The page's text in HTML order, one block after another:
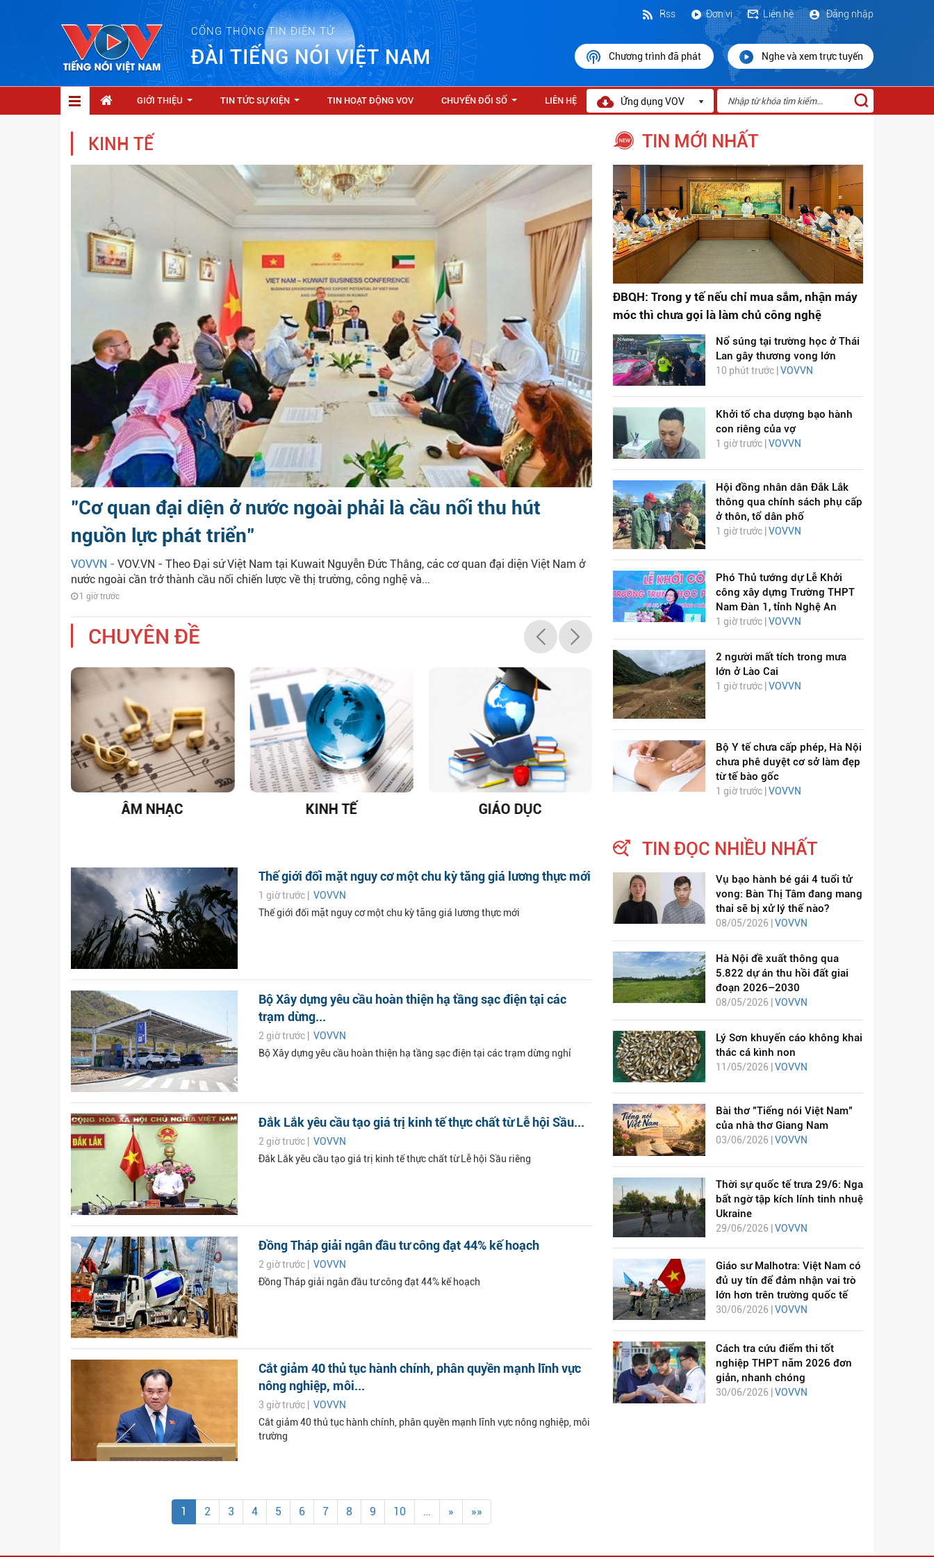
CỔNG THÔNG TIN ĐIỆN TỬ
ĐÀI TIẾNG NÓI VIỆT NAM
Đăng nhập
Liên hệ
Đơn vị
Rss
Chương trình đã phát Nghe và xem trực tuyến
GIỚI THIỆU TIN TỨC SỰ KIỆN TIN HOẠT ĐỘNG VOV CHUYỂN ĐỔI SỐ LIÊN HỆ Ứng dụng VOV
KINH TẾ
"Cơ quan đại diện ở nước ngoài phải là cầu nối thu hút
nguồn lực phát triển"
VOVVN - VOV.VN - Theo Đại sứ Việt Nam tại Kuwait Nguyễn Đức Thắng, các cơ quan đại diện Việt Nam ở
nước ngoài cần trở thành cầu nối chiến lược về thị trường, công nghệ và...
1 giờ trước
CHUYÊN ĐỀ
ÂM NHẠC KINH TẾ GIÁO DỤC
Thế giới đối mặt nguy cơ một chu kỳ tăng giá lương thực mới
1 giờ trước | VOVVN
Thế giới đối mặt nguy cơ một chu kỳ tăng giá lương thực mới
Bộ Xây dựng yêu cầu hoàn thiện hạ tầng sạc điện tại các
trạm dừng...
2 giờ trước | VOVVN
Bộ Xây dựng yêu cầu hoàn thiện hạ tầng sạc điện tại các trạm dừng nghỉ
Đắk Lắk yêu cầu tạo giá trị kinh tế thực chất từ Lễ hội Sầu...
2 giờ trước | VOVVN
Đắk Lắk yêu cầu tạo giá trị kinh tế thực chất từ Lễ hội Sầu riêng
Đồng Tháp giải ngân đầu tư công đạt 44% kế hoạch
2 giờ trước | VOVVN
Đồng Tháp giải ngân đầu tư công đạt 44% kế hoạch
Cắt giảm 40 thủ tục hành chính, phân quyền mạnh lĩnh vực
nông nghiệp, môi...
3 giờ trước | VOVVN
Cắt giảm 40 thủ tục hành chính, phân quyền mạnh lĩnh vực nông nghiệp, môi
trường
1 2 3 4 5 6 7 8 9 10 … » »»
TIN MỚI NHẤT
ĐBQH: Trong y tế nếu chỉ mua sắm, nhận máy
móc thì chưa gọi là làm chủ công nghệ
Nổ súng tại trường học ở Thái
Lan gây thương vong lớn
10 phút trước | VOVVN
Khởi tố cha dượng bạo hành
con riêng của vợ
1 giờ trước | VOVVN
Hội đồng nhân dân Đắk Lắk
thông qua chính sách phụ cấp
ở thôn, tổ dân phố
1 giờ trước | VOVVN
Phó Thủ tướng dự Lễ Khởi
công xây dựng Trường THPT
Nam Đàn 1, tỉnh Nghệ An
1 giờ trước | VOVVN
2 người mất tích trong mưa
lớn ở Lào Cai
1 giờ trước | VOVVN
Bộ Y tế chưa cấp phép, Hà Nội
chưa phê duyệt cơ sở làm đẹp
từ tế bào gốc
1 giờ trước | VOVVN
TIN ĐỌC NHIỀU NHẤT
Vụ bạo hành bé gái 4 tuổi tử
vong: Bàn Thị Tâm đang mang
thai sẽ bị xử lý thế nào?
08/05/2026 | VOVVN
Hà Nội đề xuất thông qua
5.822 dự án thu hồi đất giai
đoạn 2026–2030
08/05/2026 | VOVVN
Lý Sơn khuyến cáo không khai
thác cá kình non
11/05/2026 | VOVVN
Bài thơ "Tiếng nói Việt Nam"
của nhà thơ Giang Nam
03/06/2026 | VOVVN
Thời sự quốc tế trưa 29/6: Nga
bất ngờ tập kích lính tinh nhuệ
Ukraine
29/06/2026 |VOVVN
Giáo sư Malhotra: Việt Nam có
đủ uy tín để đảm nhận vai trò
lớn hơn trên trường quốc tế
30/06/2026 | VOVVN
Cách tra cứu điểm thi tốt
nghiệp THPT năm 2026 đơn
giản, nhanh chóng
30/06/2026 | VOVVN